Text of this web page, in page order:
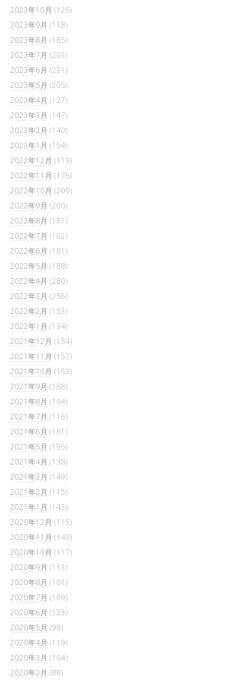
2023年10月 (126)
2023年9月 (118)
2023年8月 (185)
2023年7月 (203)
2023年6月 (231)
2023年5月 (205)
2023年4月 (127)
2023年3月 (147)
2023年2月 (140)
2023年1月 (154)
2022年12月 (119)
2022年11月 (176)
2022年10月 (209)
2022年9月 (200)
2022年8月 (181)
2022年7月 (162)
2022年6月 (181)
2022年5月 (188)
2022年4月 (280)
2022年3月 (256)
2022年2月 (153)
2022年1月 (134)
2021年12月 (154)
2021年11月 (157)
2021年10月 (163)
2021年9月 (168)
2021年8月 (104)
2021年7月 (116)
2021年6月 (181)
2021年5月 (195)
2021年4月 (138)
2021年3月 (149)
2021年2月 (115)
2021年1月 (143)
2020年12月 (115)
2020年11月 (149)
2020年10月 (117)
2020年9月 (113)
2020年8月 (101)
2020年7月 (109)
2020年6月 (123)
2020年5月 (98)
2020年4月 (119)
2020年3月 (104)
2020年2月 (88)